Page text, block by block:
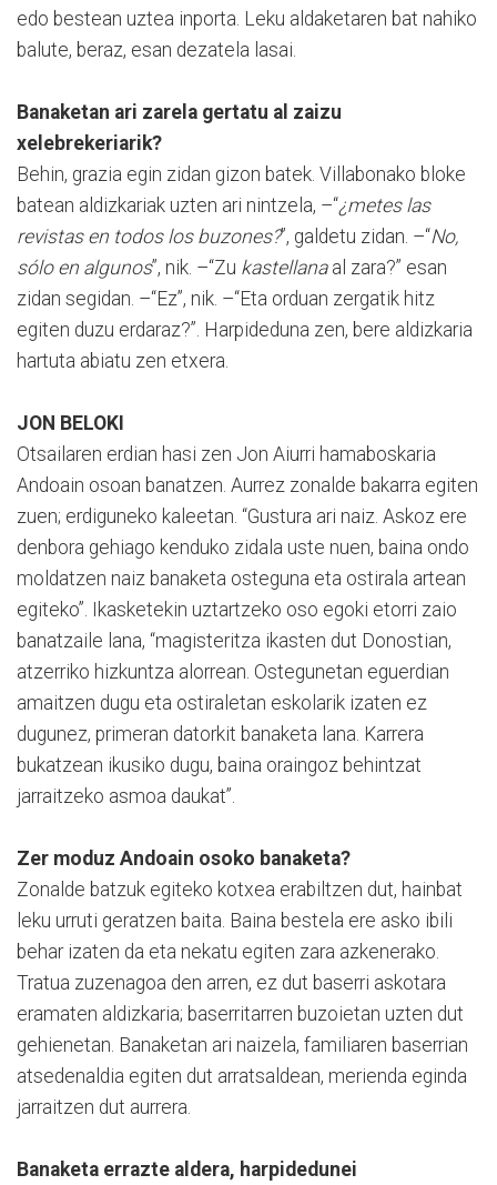
edo bestean uztea inporta. Leku aldaketaren bat nahiko
balute, beraz, esan dezatela lasai.
Banaketan ari zarela gertatu al zaizu
xelebrekeriarik?
Behin, grazia egin zidan gizon batek. Villabonako bloke
batean aldizkariak uzten ari nintzela, –“¿metes las
revistas en todos los buzones?”, galdetu zidan. –“No,
sólo en algunos”, nik. –“Zu kastellanaal zara?” esan
zidan segidan. –“Ez”, nik. –“Eta orduan zergatik hitz
egiten duzu erdaraz?”. Harpideduna zen, bere aldizkaria
hartuta abiatu zen etxera.
JON BELOKI
Otsailaren erdian hasi zen Jon Aiurri hamaboskaria
Andoain osoan banatzen. Aurrez zonalde bakarra egiten
zuen; erdiguneko kaleetan. “Gustura ari naiz. Askoz ere
denbora gehiago kenduko zidala uste nuen, baina ondo
moldatzen naiz banaketa osteguna eta ostirala artean
egiteko”. Ikasketekin uztartzeko oso egoki etorri zaio
banatzaile lana, “magisteritza ikasten dut Donostian,
atzerriko hizkuntza alorrean. Ostegunetan eguerdian
amaitzen dugu eta ostiraletan eskolarik izaten ez
dugunez, primeran datorkit banaketa lana. Karrera
bukatzean ikusiko dugu, baina oraingoz behintzat
jarraitzeko asmoa daukat”.
Zer moduz Andoain osoko banaketa?
Zonalde batzuk egiteko kotxea erabiltzen dut, hainbat
leku urruti geratzen baita. Baina bestela ere asko ibili
behar izaten da eta nekatu egiten zara azkenerako.
Tratua zuzenagoa den arren, ez dut baserri askotara
eramaten aldizkaria; baserritarren buzoietan uzten dut
gehienetan. Banaketan ari naizela, familiaren baserrian
atsedenaldia egiten dut arratsaldean, merienda eginda
jarraitzen dut aurrera.
Banaketa errazte aldera, harpidedunei